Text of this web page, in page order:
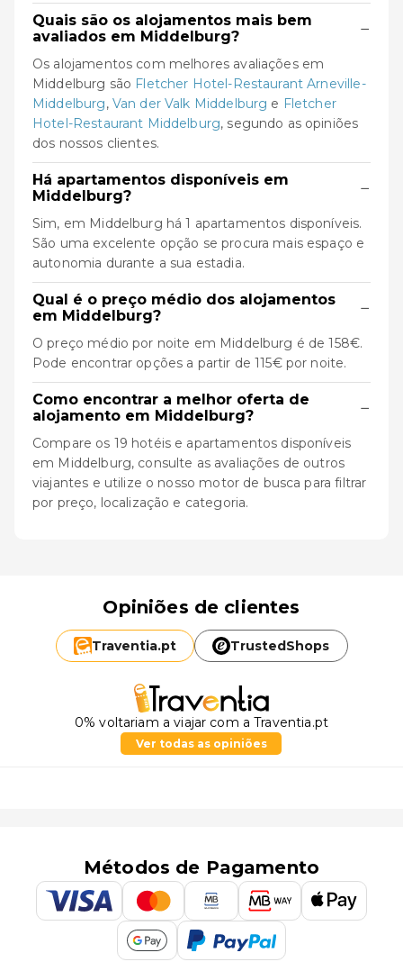
Quais são os alojamentos mais bem
avaliados em Middelburg?
−
Os alojamentos com melhores avaliações em
Middelburg são Fletcher Hotel-Restaurant Arneville-
Middelburg, Van der Valk Middelburg e Fletcher
Hotel-Restaurant Middelburg, segundo as opiniões
dos nossos clientes.
Há apartamentos disponíveis em
Middelburg?
−
Sim, em Middelburg há 1 apartamentos disponíveis.
São uma excelente opção se procura mais espaço e
autonomia durante a sua estadia.
Qual é o preço médio dos alojamentos
em Middelburg?
−
O preço médio por noite em Middelburg é de 158€.
Pode encontrar opções a partir de 115€ por noite.
Como encontrar a melhor oferta de
alojamento em Middelburg?
−
Compare os 19 hotéis e apartamentos disponíveis
em Middelburg, consulte as avaliações de outros
viajantes e utilize o nosso motor de busca para filtrar
por preço, localização e categoria.
Opiniões de clientes
Traventia.pt TrustedShops
0% voltariam a viajar com a Traventia.pt
Ver todas as opiniões
Métodos de Pagamento